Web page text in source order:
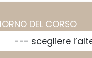
DEL CORSO